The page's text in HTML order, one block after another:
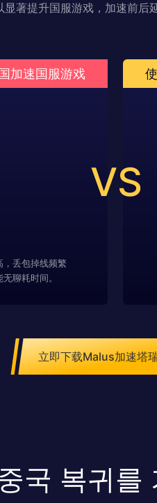
显著提升国服游戏，加速前后
加速国服游戏
丢包掉线频繁
聊耗时间。
VS
立即下载Malus加速塔
국 복귀를